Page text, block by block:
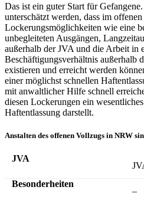
Das ist ein guter Start für
unterschätzt werden, dass im
Lockerungsmöglichkeiten wie eine
unbegleiteten Ausgängen,
außerhalb der JVA und die Arbeit in
Beschäftigungsverhältnis außerhalb
existieren und erreicht werden
einer möglichst schnellen
mit anwaltlicher Hilfe schnell
diesen Lockerungen ein
Haftentlassung darstellt.
Anstalten des offenen Vollzugs in NRW
–